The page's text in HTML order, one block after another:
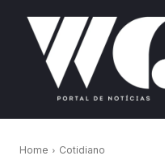
Home Cotidiano